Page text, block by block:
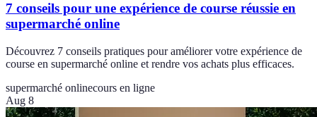
7 conseils pour une expérience de course réussie en
supermarché online
Découvrez 7 conseils pratiques pour améliorer votre expérience de
course en supermarché online et rendre vos achats plus efficaces.
supermarché onlinecours en ligne
Aug 8